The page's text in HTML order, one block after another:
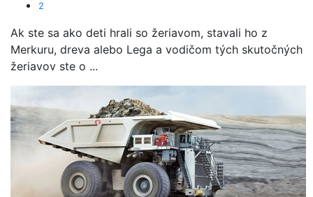
2
Ak ste sa ako deti hrali so žeriavom, stavali ho z
Merkuru, dreva alebo Lega a vodičom tých skutočných
žeriavov ste o ...